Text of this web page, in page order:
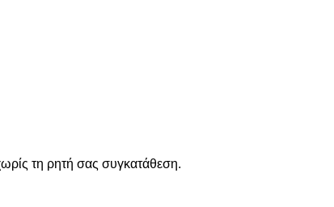
τη ρητή σας συγκατάθεση.